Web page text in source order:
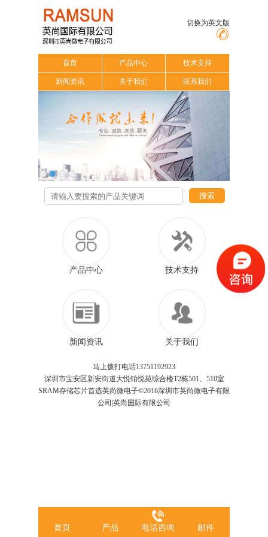
切换为英文版
首页 产品中心 技术支持
新闻资讯 关于我们 联系我们
搜索
产品中心 技术支持
新闻资讯 关于我们
马上拨打电话13751192923
深圳市宝安区新安街道大悦铂悦苑综合楼T2栋501、510室
SRAM存储芯片首选英尚微电子©2016深圳市英尚微电子有限
公司|英尚国际有限公司
首页 产品 电话咨询 邮件